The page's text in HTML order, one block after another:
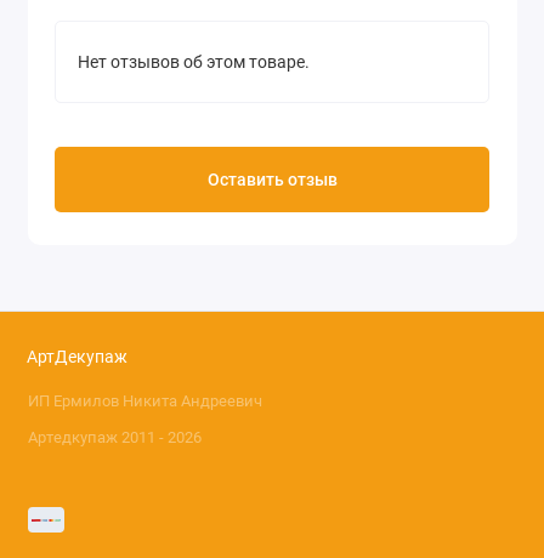
Нет отзывов об этом товаре.
Оставить отзыв
АртДекупаж
ИП Ермилов Никита Андреевич
Артедкупаж 2011 - 2026